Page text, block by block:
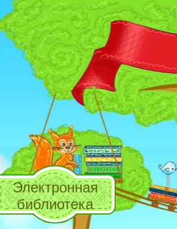
Электронная
библиотека